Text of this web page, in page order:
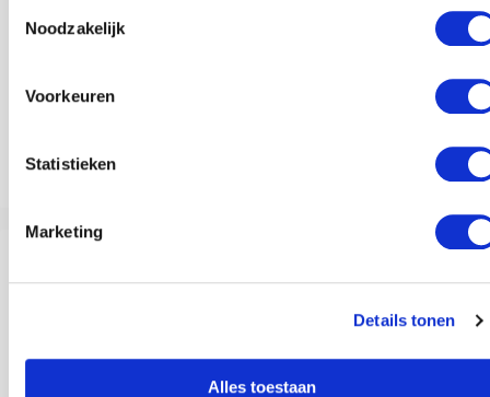
Noodzakelijk
Voorkeuren
Statistieken
Marketing
Details tonen
Alles toestaan